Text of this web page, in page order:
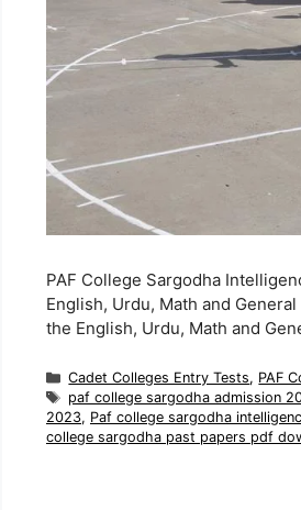
PAF College Sargodha
English, Urdu, Math and
the English, Urdu, Math and
Categories
Cadet Colleges Entry Tests, PAF
Tags
paf college sargodha admission
2023, Paf college sargodha
college sargodha past papers pdf